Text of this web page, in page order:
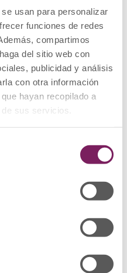
usan para personalizar
funciones de redes
compartimos
del sitio web con
publicidad y análisis
con otra información
hayan recopilado a
sus servicios.